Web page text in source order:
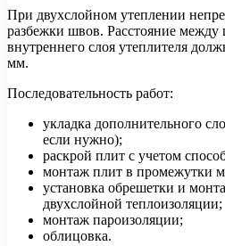
При двухслойном утеплении
разбежки швов. Расстояние
внутреннего слоя утеплителя
мм.
Последовательность работ:
укладка дополнительного
если нужно);
раскрой плит с учетом
монтаж плит в промежутки
установка обрешетки и
двухслойной теплоизоляции;
монтаж пароизоляции;
облицовка.